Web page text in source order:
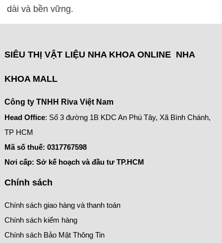
dài và bền vững.
SIÊU THỊ VẬT LIỆU NHA KHOA ONLINE NHA
KHOA MALL
Công ty TNHH Riva Việt Nam
Head Office: Số 3 đường 1B KDC An Phú Tây, Xã Bình Chánh,
TP HCM
Mã số thuế: 0317767598
Nơi cấp: Sở kế hoạch và đầu tư TP.HCM
Chính sách
Chính sách giao hàng và thanh toán
Chính sách kiểm hàng
Chính sách Bảo Mật Thông Tin